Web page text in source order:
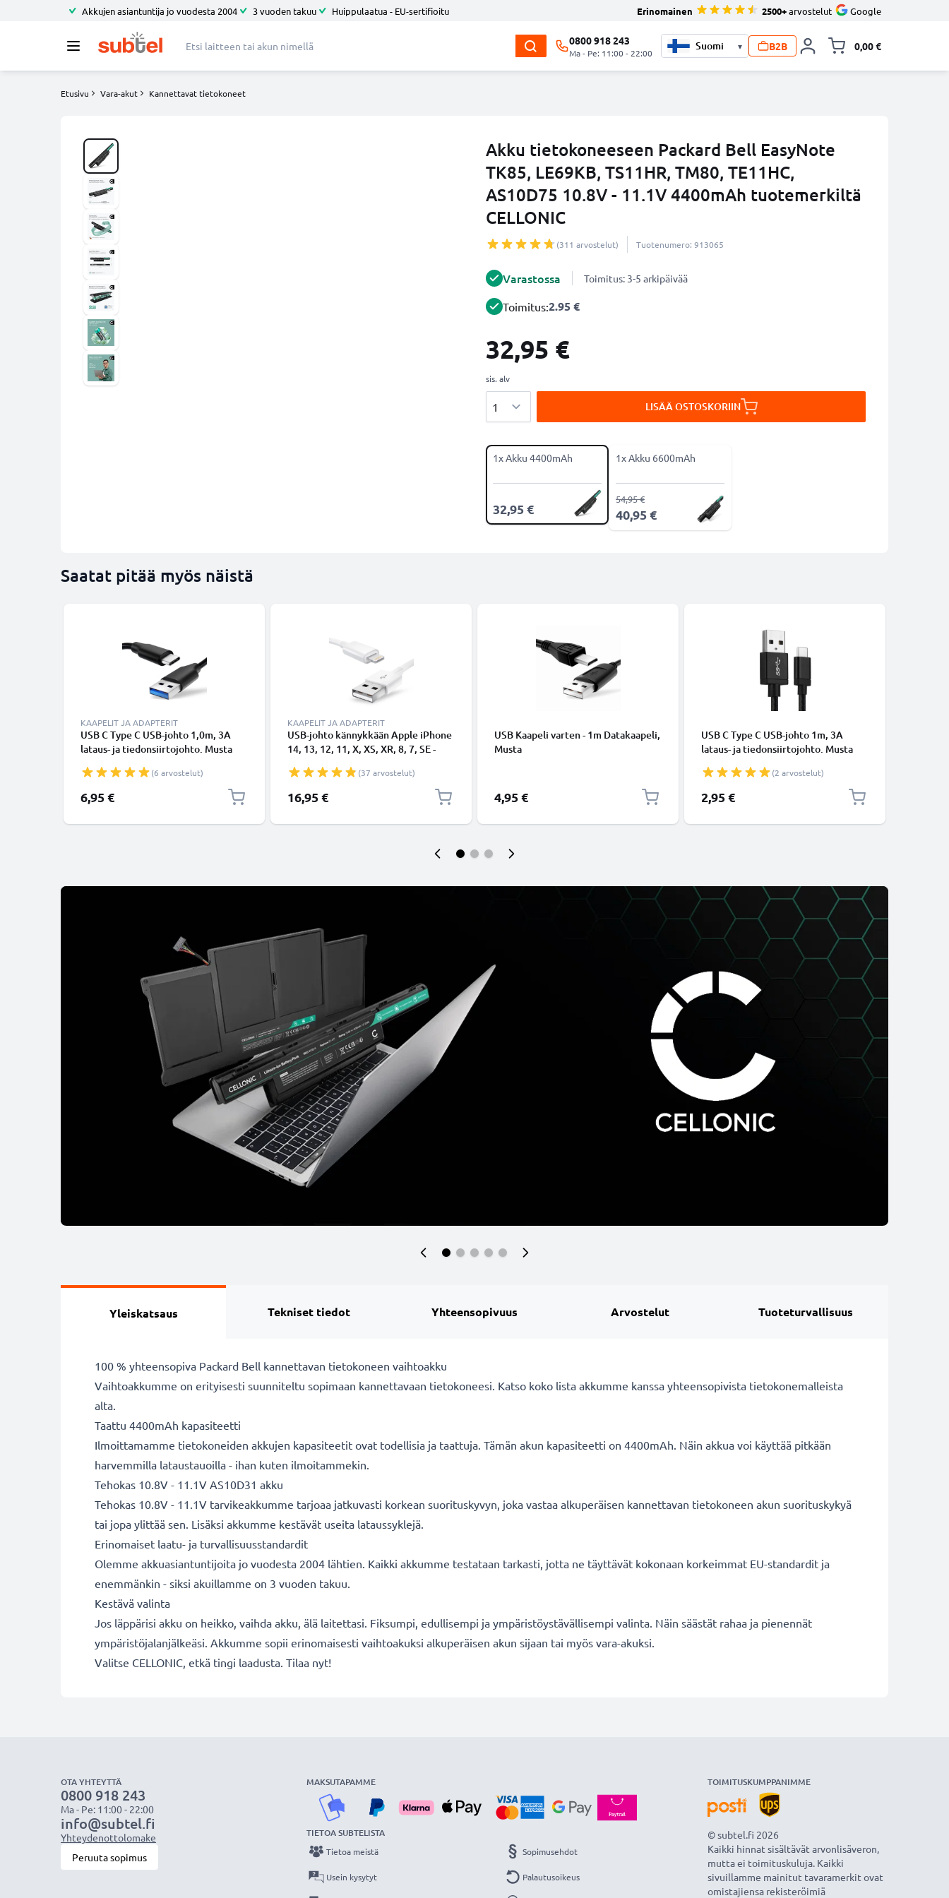
Akkujen asiantuntija jo vuodesta 2004 3 vuoden takuu Huippulaatua - EU-sertifioitu Erinomainen 2500+arvostelut Google
0800 918 243
Ma - Pe: 11:00 - 22:00
▾ B2B 0,00 €
Etusivu Vara-akut Kannettavat tietokoneet
Akku tietokoneeseen Packard Bell EasyNote
TK85, LE69KB, TS11HR, TM80, TE11HC,
AS10D75 10.8V - 11.1V 4400mAh tuotemerkiltä
CELLONIC
(311 arvostelut) Tuotenumero: 913065
Varastossa Toimitus: 3-5 arkipäivää
Toimitus:2.95 €
32,95 €
sis. alv
LISÄÄ OSTOSKORIIN
1x Akku 4400mAh
32,95 €
1x Akku 6600mAh
40,95 €
54,95 €
Saatat pitää myös näistä
KAAPELIT JA ADAPTERIT
USB C Type C USB-johto 1,0m, 3A
lataus- ja tiedonsiirtojohto. Musta
USB-kaapeli
(6 arvostelut)
6,95 €
KAAPELIT JA ADAPTERIT
USB-johto kännykkään Apple iPhone
14, 13, 12, 11, X, XS, XR, 8, 7, SE -
Valkoinen datakaapeli(37 arvostelut)
16,95 €
USB Kaapeli varten - 1m Datakaapeli,
Musta
4,95 €
USB C Type C USB-johto 1m, 3A
lataus- ja tiedonsiirtojohto. Musta
USB-kaapeli
(2 arvostelut)
2,95 €
Yleiskatsaus Tekniset tiedot Yhteensopivuus Arvostelut Tuoteturvallisuus
100 % yhteensopiva Packard Bell kannettavan tietokoneen vaihtoakku
Vaihtoakkumme on erityisesti suunniteltu sopimaan kannettavaan tietokoneesi. Katso koko lista akkumme kanssa yhteensopivista tietokonemalleista
alta.
Taattu 4400mAh kapasiteetti
Ilmoittamamme tietokoneiden akkujen kapasiteetit ovat todellisia ja taattuja. Tämän akun kapasiteetti on 4400mAh. Näin akkua voi käyttää pitkään
harvemmilla lataustauoilla - ihan kuten ilmoitammekin.
Tehokas 10.8V - 11.1V AS10D31 akku
Tehokas 10.8V - 11.1V tarvikeakkumme tarjoaa jatkuvasti korkean suorituskyvyn, joka vastaa alkuperäisen kannettavan tietokoneen akun suorituskykyä
tai jopa ylittää sen. Lisäksi akkumme kestävät useita lataussyklejä.
Erinomaiset laatu- ja turvallisuusstandardit
Olemme akkuasiantuntijoita jo vuodesta 2004 lähtien. Kaikki akkumme testataan tarkasti, jotta ne täyttävät kokonaan korkeimmat EU-standardit ja
enemmänkin - siksi akuillamme on 3 vuoden takuu.
Kestävä valinta
Jos läppärisi akku on heikko, vaihda akku, älä laitettasi. Fiksumpi, edullisempi ja ympäristöystävällisempi valinta. Näin säästät rahaa ja pienennät
ympäristöjalanjälkeäsi. Akkumme sopii erinomaisesti vaihtoakuksi alkuperäisen akun sijaan tai myös vara-akuksi.
Valitse CELLONIC, etkä tingi laadusta. Tilaa nyt!
OTA YHTEYTTÄ
0800 918 243
Ma - Pe: 11:00 - 22:00
info@subtel.fi
Yhteydenottolomake
Peruuta sopimus
MAKSUTAPAMME
TIETOA SUBTELISTA
Tietoa meistä
Usein kysytyt
Sopimusehdot
Palautusoikeus
TOIMITUSKUMPPANIMME
© subtel.fi 2026
Kaikki hinnat sisältävät arvonlisäveron,
mutta ei toimituskuluja. Kaikki
sivuillamme mainitut tavaramerkit ovat
omistajiensa rekisteröimiä